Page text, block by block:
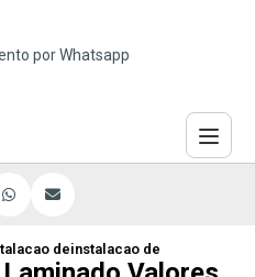
por Whatsapp
laminados
de piso laminado de madeira
instalacao de piso